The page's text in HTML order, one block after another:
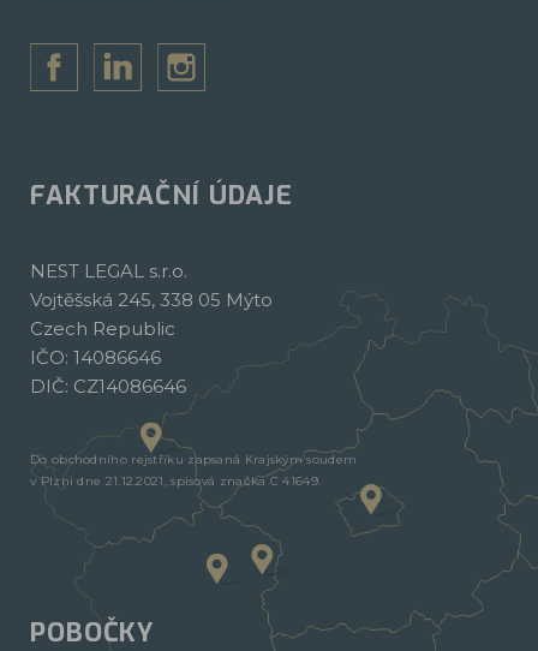
FAKTURAČNÍ ÚDAJE
NEST LEGAL s.r.o.
Vojtěšská 245, 338 05 Mýto
Czech Republic
IČO: 14086646
DIČ: CZ14086646
Do obchodního rejstříku zapsaná Krajským soudem
v Plzni dne 21.12.2021, spisová značka C 41649.
POBOČKY